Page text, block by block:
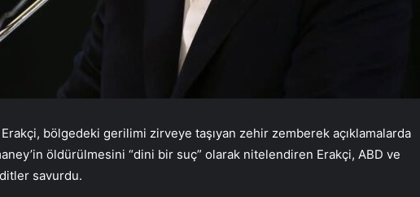
Erakçi, bölgedeki gerilimi zirveye taşıyan zehir zemberek açıklamalarda
öldürülmesini “dini bir suç” olarak nitelendiren Erakçi, ABD ve
savurdu.